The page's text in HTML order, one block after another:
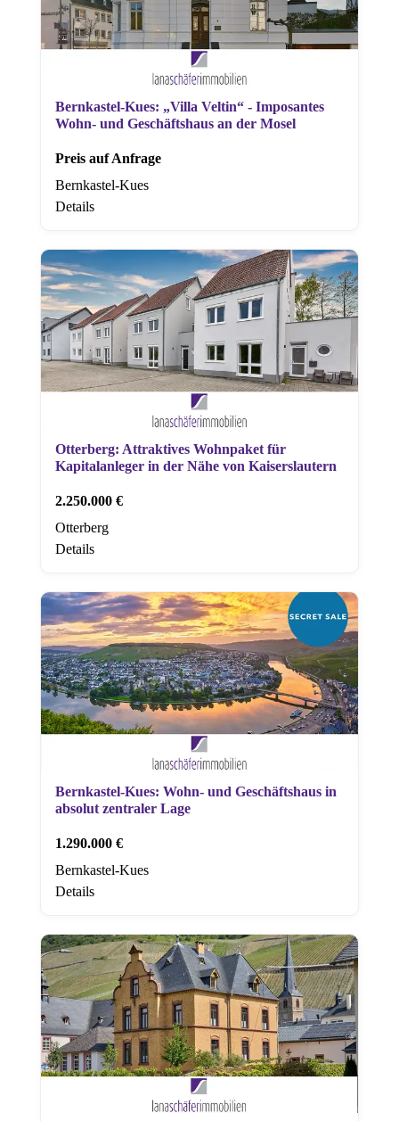
Bernkastel-Kues: „Villa Veltin“ - Imposantes
Wohn- und Geschäftshaus an der Mosel
Preis auf Anfrage
Bernkastel-Kues
Details
Otterberg: Attraktives Wohnpaket für
Kapitalanleger in der Nähe von Kaiserslautern
2.250.000 €
Otterberg
Details
Bernkastel-Kues: Wohn- und Geschäftshaus in
absolut zentraler Lage
1.290.000 €
Bernkastel-Kues
Details